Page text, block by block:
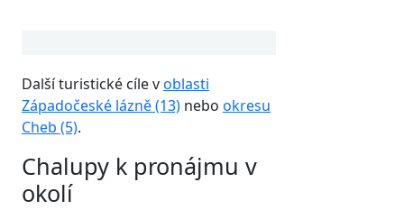
Další turistické cíle voblasti
Západočeské lázně (13) nebo okresu
Cheb (5).
Chalupy k pronájmu v
okolí